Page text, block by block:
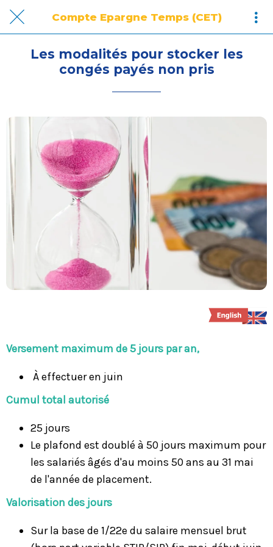
Compte Epargne Temps (CET)
Les modalités pour stocker les
congés payés non pris
Versement maximum de 5 jours par an,
À effectuer en juin
Cumul total autorisé
25 jours
Le plafond est doublé à 50 jours maximum pour
les salariés âgés d'au moins 50 ans au 31 mai
de l'année de placement.
Valorisation des jours
Sur la base de 1/22e du salaire mensuel brut